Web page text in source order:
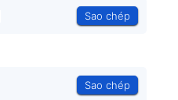
Sao chép
Sao chép